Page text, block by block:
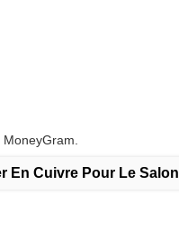
En Cuivre Pour Le Salon